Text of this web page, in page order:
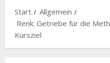
Start
Allgemein
Renk: Getriebe für die
Kursziel